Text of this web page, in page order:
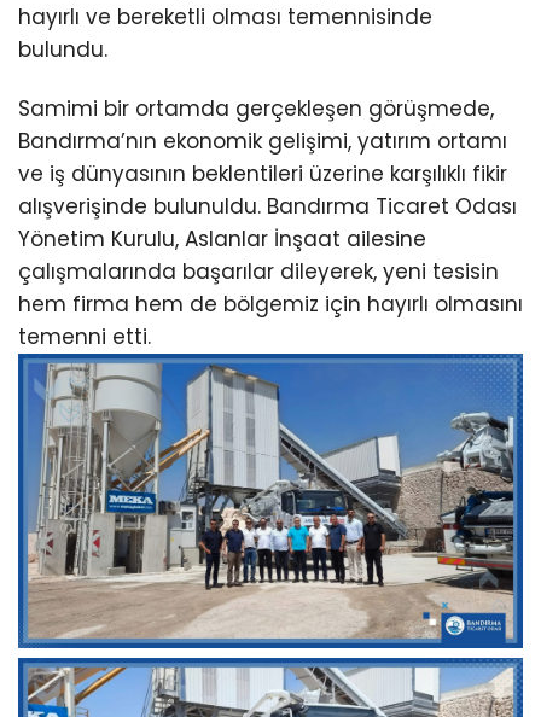
hayırlı ve bereketli olması temennisinde
bulundu.
Samimi bir ortamda gerçekleşen görüşmede,
Bandırma’nın ekonomik gelişimi, yatırım ortamı
ve iş dünyasının beklentileri üzerine karşılıklı fikir
alışverişinde bulunuldu. Bandırma Ticaret Odası
Yönetim Kurulu, Aslanlar İnşaat ailesine
çalışmalarında başarılar dileyerek, yeni tesisin
hem firma hem de bölgemiz için hayırlı olmasını
temenni etti.